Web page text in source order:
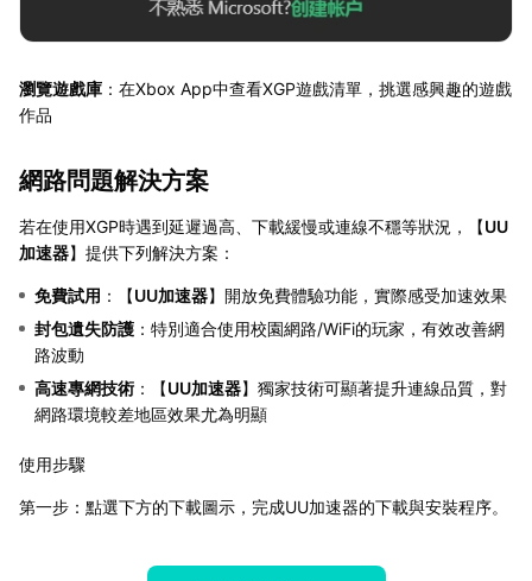
瀏覽遊戲庫 ：在Xbox App中查看XGP遊戲清單，挑選感興趣的遊戲
作品
網路問題解決方案
若在使用XGP時遇到延遲過高、下載緩慢或連線不穩等狀況，【UU
加速器】提供下列解決方案：
免費試用 ：【UU加速器】開放免費體驗功能，實際感受加速效果
封包遺失防護 ：特別適合使用校園網路/WiFi的玩家，有效改善網
路波動
高速專網技術 ：【UU加速器】獨家技術可顯著提升連線品質，對
網路環境較差地區效果尤為明顯
使用步驟
第一步：點選下方的下載圖示，完成UU加速器的下載與安裝程序。